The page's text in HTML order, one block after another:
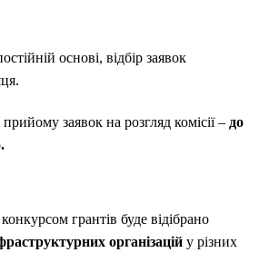
основі, відбір заявок
заявок на розгляд комісії – до
грантів буде відібрано
організацій у різних